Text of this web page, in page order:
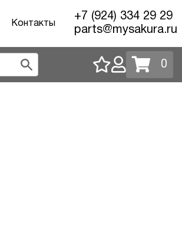
Контакты
+7 (924) 334 29 29
parts@mysakura.ru
0